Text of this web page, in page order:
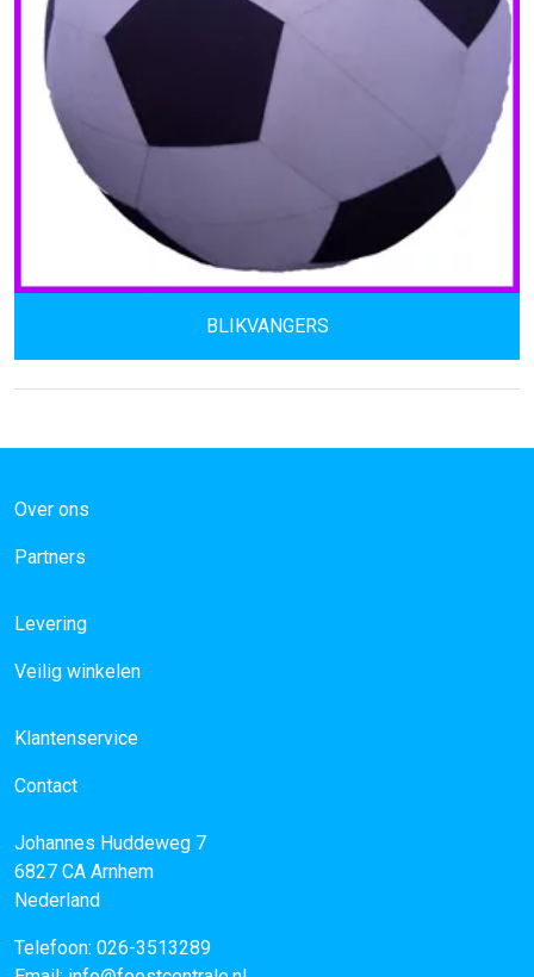
BLIKVANGERS
Over ons
Partners
Levering
Veilig winkelen
Klantenservice
Contact
Johannes Huddeweg 7
6827 CA Arnhem
Nederland
Telefoon: 026-3513289